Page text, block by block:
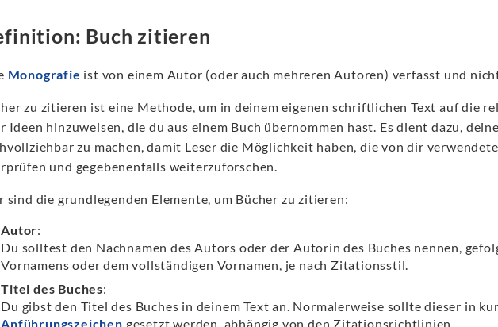
Buch zitieren
Monografie ist von einem Autor (oder auch mehreren Autoren) verfasst und
zu zitieren ist eine Methode, um in deinem eigenen schriftlichen Text auf die
Ideen hinzuweisen, die du aus einem Buch übernommen hast. Es dient dazu,
zu machen, damit Leser die Möglichkeit haben, die von dir
und gegebenenfalls weiterzuforschen.
sind die grundlegenden Elemente, um Bücher zu zitieren:
Autor:
Du solltest den Nachnamen des Autors oder der Autorin des Buches nennen,
Vornamens oder dem vollständigen Vornamen, je nach Zitationsstil.
Titel des Buches:
Du gibst den Titel des Buches in deinem Text an. Normalerweise sollte dieser in
Anführungszeichen gesetzt werden, abhängig von den Zitationsrichtlinien.